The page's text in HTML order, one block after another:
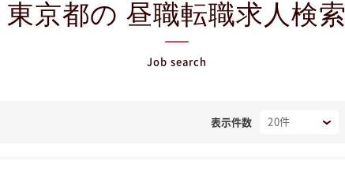
東京都の 昼職転職求人検索
Job search
表示件数